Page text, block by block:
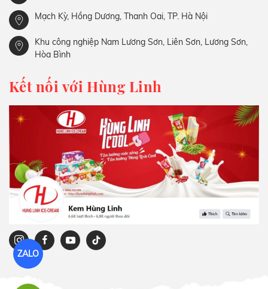
Mạch Kỳ, Hồng Dương, Thanh Oai, TP. Hà Nội
Khu công nghiệp Nam Lương Sơn, Liên Sơn, Lương Sơn,
Hòa Bình
Kết nối với Hùng Linh
ZALO